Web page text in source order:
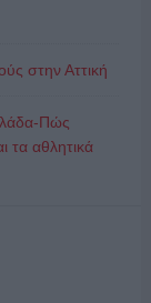
στην Αττική
Πώς
τα αθλητικά